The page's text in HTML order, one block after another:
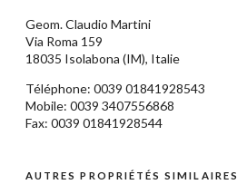
Geom.Claudio Martini
Via Roma 159
18035 Isolabona (IM), Italie
Téléphone: 0039 01841928543
Mobile: 0039 3407556868
Fax: 0039 01841928544
AUTRES PROPRIÉTÉS SIMILAIRES